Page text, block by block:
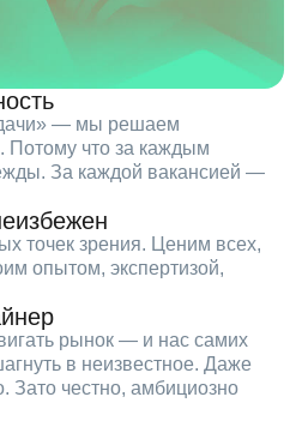
— мы решаем
Потому что за каждым
За каждой вакансией —
точек зрения. Ценим всех,
опытом, экспертизой,
рынок — и нас самих
в неизвестное. Даже
Зато честно, амбициозно